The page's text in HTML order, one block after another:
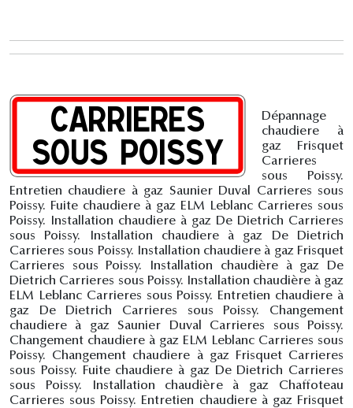
Dépannage
chaudiere à
gaz Frisquet
Carrieres
sous Poissy.
Entretien chaudiere à gaz Saunier Duval Carrieres sous
Poissy. Fuite chaudiere à gaz ELM Leblanc Carrieres sous
Poissy. Installation chaudiere à gaz De Dietrich Carrieres
sous Poissy. Installation chaudiere à gaz De Dietrich
Carrieres sous Poissy. Installation chaudiere à gaz Frisquet
Carrieres sous Poissy. Installation chaudière à gaz De
Dietrich Carrieres sous Poissy. Installation chaudière à gaz
ELM Leblanc Carrieres sous Poissy. Entretien chaudiere à
gaz De Dietrich Carrieres sous Poissy. Changement
chaudiere à gaz Saunier Duval Carrieres sous Poissy.
Changement chaudiere à gaz ELM Leblanc Carrieres sous
Poissy. Changement chaudiere à gaz Frisquet Carrieres
sous Poissy. Fuite chaudiere à gaz De Dietrich Carrieres
sous Poissy. Installation chaudière à gaz Chaffoteau
Carrieres sous Poissy. Entretien chaudiere à gaz Frisquet